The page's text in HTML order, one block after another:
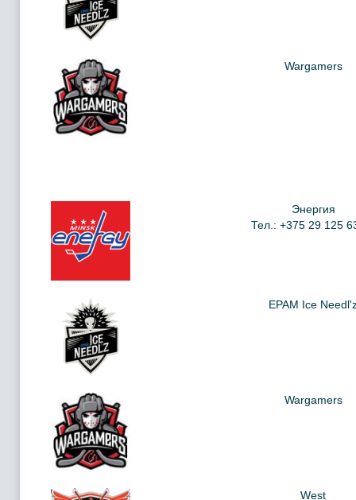
Wargamers
Энергия
Тел.: +375 29 125
EPAM Ice
Wargamers
West